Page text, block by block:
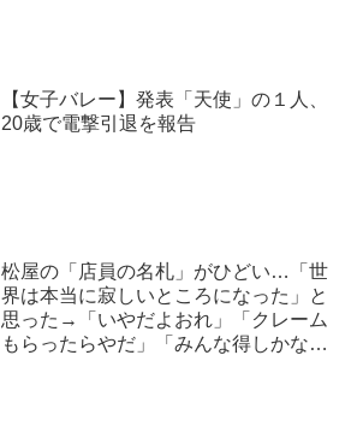
【女子バレー】発表「天使」の１人、
20歳で電撃引退を報告
松屋の「店員の名札」がひどい…「世
界は本当に寂しいところになった」と
思った→「いやだよおれ」「クレーム
もらったらやだ」「みんな得しかな